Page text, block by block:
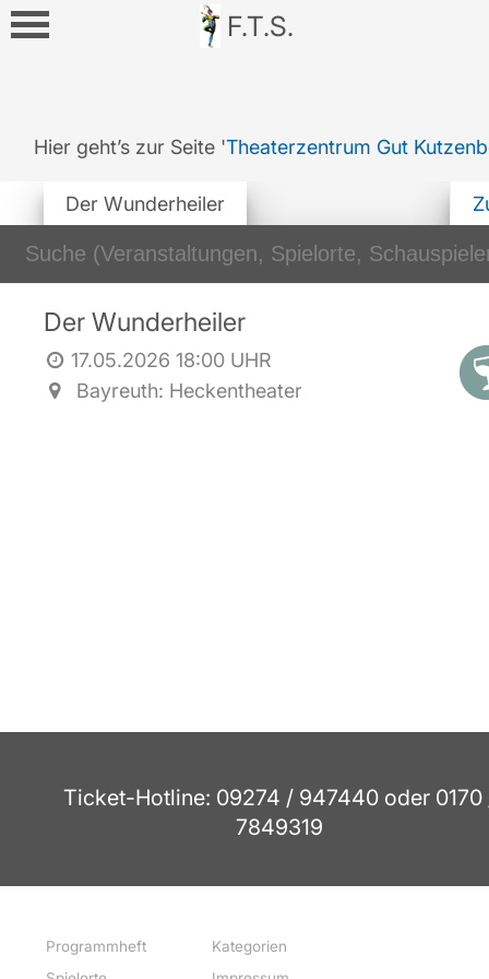
F.T.S.
Hier geht’s zur Seite 'Theaterzentrum Gut
Der Wunderheiler
Der Wunderheiler
17.05.2026 18:00 UHR
Bayreuth: Heckentheater
Ticket-Hotline: 09274 / 947440 oder 0170
7849319
Programmheft
Kategorien